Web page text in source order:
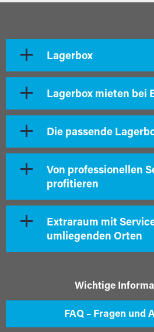
Lagerbox
Lagerbox mieten bei
Die passende
Von professionellen
profitieren
Extraraum mit
umliegenden Orten
Wichtige
FAQ – Fragen und